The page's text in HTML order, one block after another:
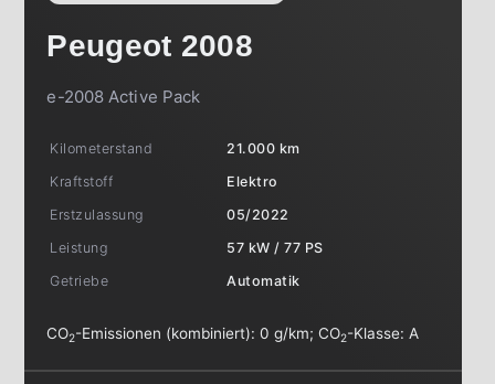
Peugeot 2008
e-2008 Active Pack
Kilometerstand
21.000 km
Kraftstoff
Elektro
Erstzulassung
05/2022
Leistung
57 kW / 77 PS
Getriebe
Automatik
CO2-Emissionen (kombiniert):0 g/km;CO2-Klasse:A